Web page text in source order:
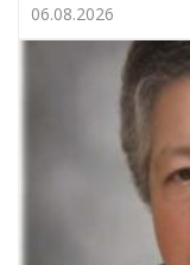
06.08.2026